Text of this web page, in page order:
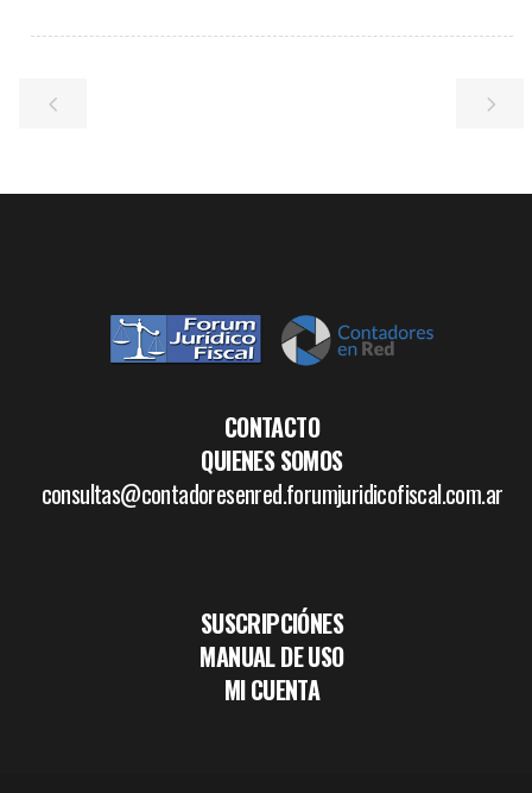
CONTACTO
QUIENES SOMOS
consultas@contadoresenred.forumjuridicofiscal.com.ar
SUSCRIPCIÓNES
MANUAL DE USO
MI CUENTA